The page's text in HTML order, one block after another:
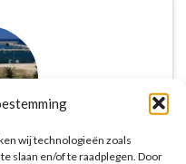
wij technologieën zoals
slaan en/of te raadplegen. Door